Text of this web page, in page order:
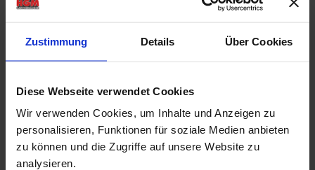
Zustimmung Details Über Cookies
Diese Webseite verwendet Cookies
Wir verwenden Cookies, um Inhalte und Anzeigen zu
personalisieren, Funktionen für soziale Medien anbieten
zu können und die Zugriffe auf unsere Website zu
analysieren.
Rahmenaußenmaße der Tür: Breite: 1,73 mtr. x Höhe:
Tür mit einer niedrigen Metallschwelle (keine
Stolperfalle!)
Drückergarnitur & Profilzylinderschloss für die Tür
18,5 mm Nut & Feder Holz für Dachbereich